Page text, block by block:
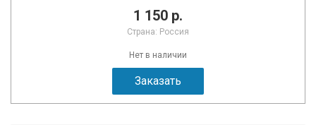
1 150 р.
Страна: Россия
Нет в наличии
Заказать